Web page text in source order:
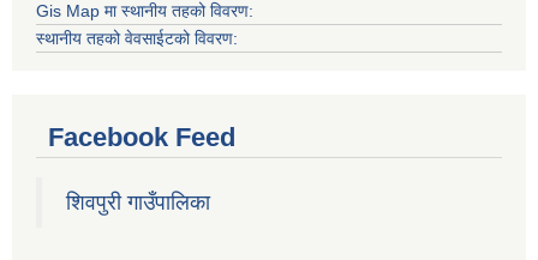
Gis Map मा स्थानीय तहको विवरण:
स्थानीय तहको वेवसाईटको विवरण:
Facebook Feed
शिवपुरी गाउँपालिका